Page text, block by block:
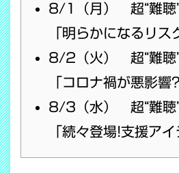
8/1（月） 超“難聴
「明らかになるリス
8/2（火） 超“難聴
「コロナ禍が悪影響?
8/3（水） 超“難聴
「続々登場!支援アイ